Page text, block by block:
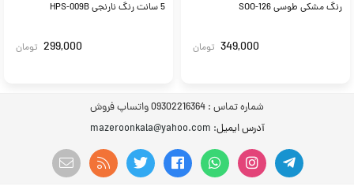
رنگ مشکی طوسی SOO-126
349,000 تومان
5 سانت رنگ نارنجی HPS-009B
299,000 تومان
شماره تماس : 09302216364 واتساپ فروش
آدرس ایمیل: mazeroonkala@yahoo.com